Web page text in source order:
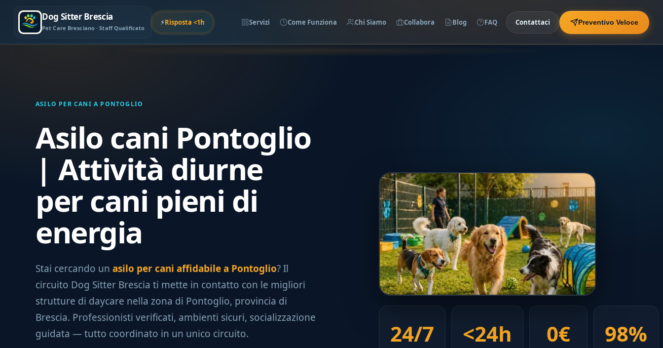
Dog Sitter Brescia
Pet Care Bresciano · Staff Qualificato
⚡Risposta <1h Servizi Come Funziona Chi Siamo Collabora Blog FAQ Contattaci Preventivo Veloce
ASILO PER CANI A PONTOGLIO
Asilo cani Pontoglio
| Attività diurne
per cani pieni di
energia
Stai cercando un asilo per cani affidabile a Pontoglio? Il
circuito Dog Sitter Brescia ti mette in contatto con le migliori
strutture di daycare nella zona di Pontoglio, provincia di
Brescia. Professionisti verificati, ambienti sicuri, socializzazione
guidata — tutto coordinato in un unico circuito.
24/7 <24h 0€ 98%